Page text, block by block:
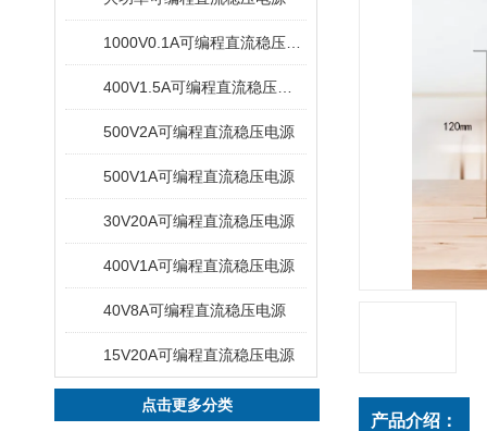
500V2A可编程直流稳压电源
500V1A可编程直流稳压电源
30V20A可编程直流稳压电源
400V1A可编程直流稳压电源
40V8A可编程直流稳压电源
15V20A可编程直流稳压电源
点击更多分类
产品介绍：